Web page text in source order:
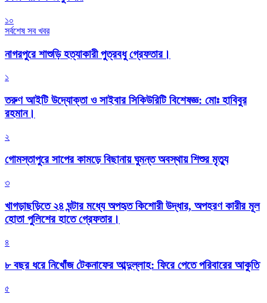
১০
সর্বশেষ সব খবর
নাগরপুরে শাশুড়ি হত্যাকারী পুত্রবধু গ্রেফতার।
১
তরুণ আইটি উদ্যোক্তা ও সাইবার সিকিউরিটি বিশেষজ্ঞ: মোঃ হাবিবুর
রহমান।
২
গোমস্তাপুরে সাপের কামড়ে বিছানায় ঘুমন্ত অবস্থায় শিশুর মৃত্যু
৩
খাগড়াছড়িতে ২৪ ঘন্টার মধ্যে অপহৃত কিশোরী উদ্ধার, অপহরণ কারীর মূল
হোতা পুলিশের হাতে গ্রেফতার।
৪
৮ বছর ধরে নিখোঁজ টেকনাফের আব্দুল্লাহ: ফিরে পেতে পরিবারের আকুতি
৫